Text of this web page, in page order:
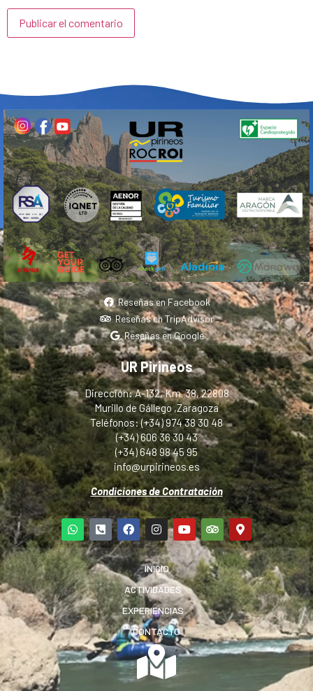
Reseñas en Facebook
Reseñas en TripAdvisor
Reseñas en Google
UR Pirineos
Dirección: A-132, Km. 38, 22808
Murillo de Gállego ,Zaragoza
Teléfonos: (+34) 974 38 30 48
(+34) 606 36 30 43
(+34) 648 98 45 95
info@urpirineos.es
Condiciones de Contratación
INICIO
ACTIVIDADES
EXPERIENCIAS
CONTACTO